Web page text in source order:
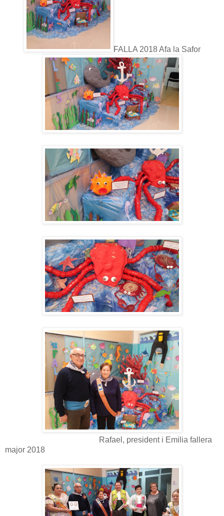
FALLA 2018 Afa la Safor
Rafael, president i Emilia fallera
major 2018